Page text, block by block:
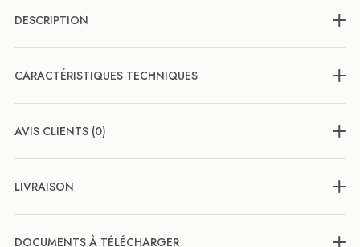
DESCRIPTION
CARACTÉRISTIQUES TECHNIQUES
AVIS CLIENTS (0)
LIVRAISON
DOCUMENTS À TÉLÉCHARGER